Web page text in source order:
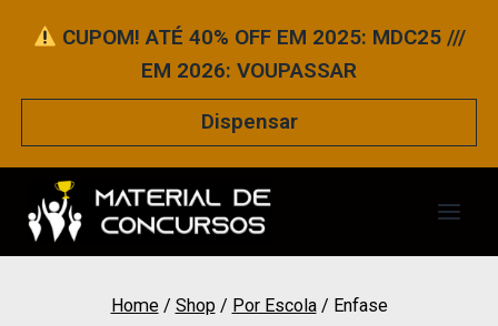
para
CUPOM! ATÉ 40% OFF EM 2025: MDC25 ///
EM 2026: VOUPASSAR
Dispensar
Home / Shop / Por Escola / Enfase